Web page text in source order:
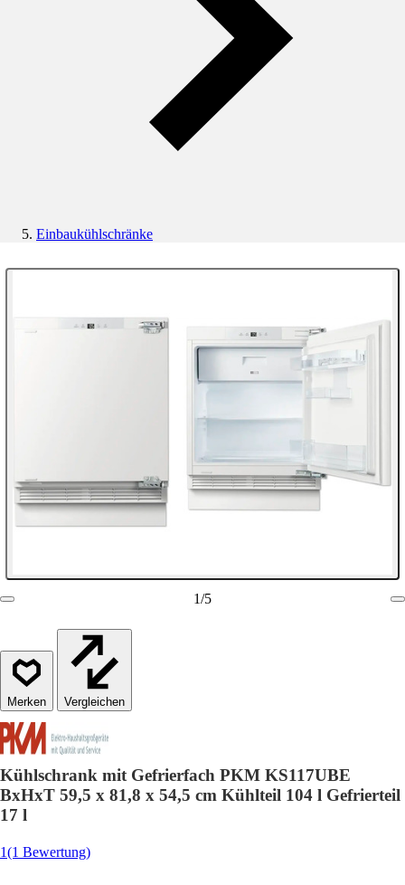
Einbaukühlschränke
1/5
Vergleichen
Kühlschrank mit Gefrierfach PKM KS117UBE
BxHxT 59,5 x 81,8 x 54,5 cm Kühlteil 104 l Gefrierteil
17 l
1(1 Bewertung)